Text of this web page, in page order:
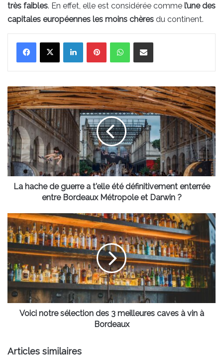
très faibles. En effet, elle est considérée comme l’une des
capitales européennes les moins chères du continent.
LinkedinPinterestWhatsAppPartager par email
La
hache
de
guerre
a
t'elle
été
définitivement
enterrée
entre
et
Darwin
?
La hache de guerre a t'elle été définitivement enterrée
entre Bordeaux Métropole et Darwin ?
Voici
notre
sélection
des
3
meilleures
caves
à
vin
Voici notre sélection des 3 meilleures caves à vin à
Bordeaux
Articles similaires